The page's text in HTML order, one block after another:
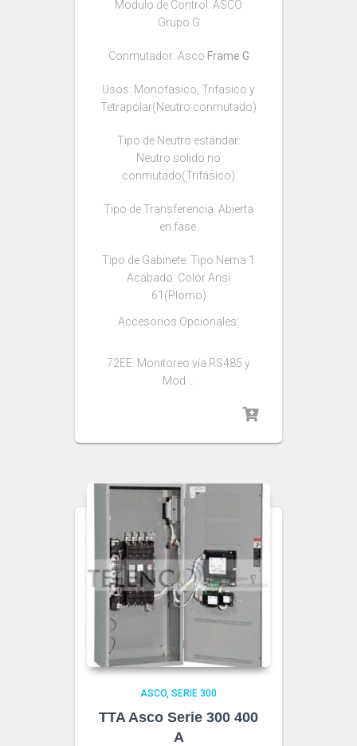
Modulo de Control: ASCO
Grupo G
Conmutador: Asco Frame G
Usos: Monofasico, Trifasico y
Tetrapolar(Neutro conmutado)
Tipo de Neutro estándar:
Neutro solido no
conmutado(Trifásico)
Tipo de Transferencia: Abierta
en fase.
Tipo de Gabinete: Tipo Nema 1
Acabado: Color Ansi
61(Plomo)
Accesorios Opcionales:
72EE: Monitoreo vía RS485 y
Mod …
ASCO SERIE 300
TTA Asco Serie 300 400
A